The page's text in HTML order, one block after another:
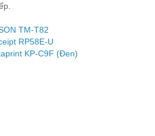
TM-T82
RP58E-U
KP-C9F (Đen)